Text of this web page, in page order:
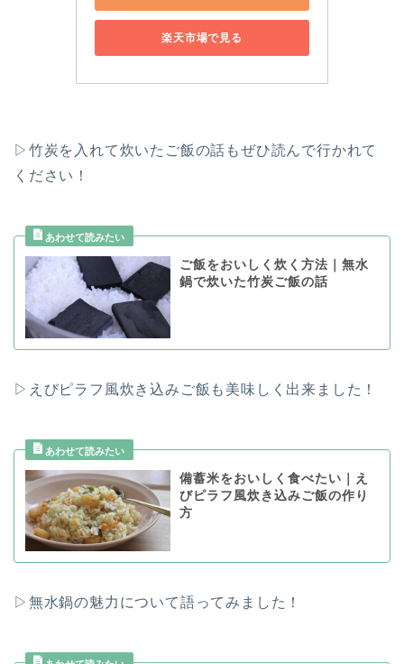
楽天市場で見る
▷竹炭を入れて炊いたご飯の話もぜひ読んで行かれて
ください！
ご飯をおいしく炊く方法｜無水
鍋で炊いた竹炭ご飯の話
▷えびピラフ風炊き込みご飯も美味しく出来ました！
備蓄米をおいしく食べたい｜え
びピラフ風炊き込みご飯の作り
方
▷無水鍋の魅力について語ってみました！